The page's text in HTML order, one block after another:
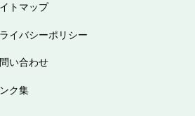
トマップ
イバシーポリシー
い合わせ
ク集